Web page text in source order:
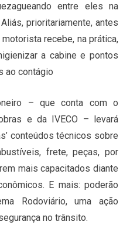
entre eles na
prioritariamente, antes
recebe, na prática,
a cabine e pontos
ao contágio
– que conta com o
e da IVECO – levará
conteúdos técnicos sobre
frete, peças, por
mais capacitados diante
E mais: poderão
Rodoviário, uma ação
no trânsito.